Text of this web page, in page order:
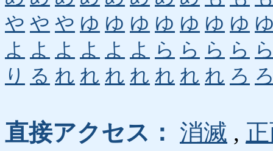
や や や ゆ ゆ ゆ ゆ ゆ ゆ ゆ
よ よ よ よ よ よ ら ら ら ら
り る れ れ れ れ れ れ れ ろ
直接アクセス： 消滅 ,